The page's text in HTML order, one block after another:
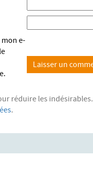
e-
réduire les indésirables.
.